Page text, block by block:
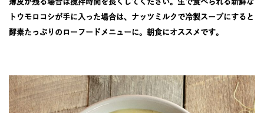
JOURNAL
トウモロコシが手に入った場合は、ナッツミルクで冷製スープにすると
酵素たっぷりのローフードメニューに。朝食にオススメです。